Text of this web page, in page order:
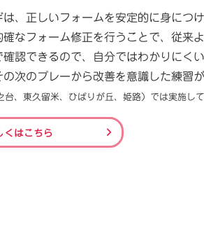
、正しいフォームを安定的に身につ
なフォーム修正を行うことで、従来
確認できるので、自分ではわかりにく
次のプレーから改善を意識した練習
、東久留米、ひばりが丘、姫路）では実施して
くはこちら